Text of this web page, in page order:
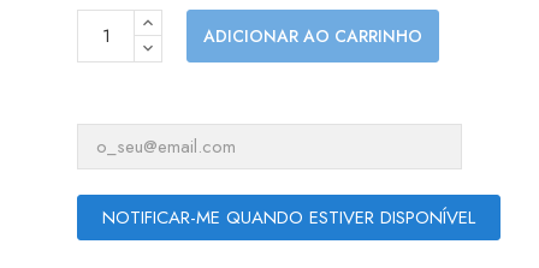
ADICIONAR AO CARRINHO
NOTIFICAR-ME QUANDO ESTIVER DISPONÍVEL